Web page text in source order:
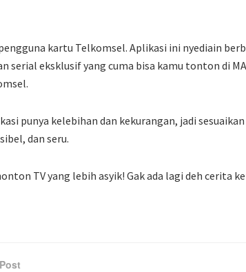
kartu Telkomsel. Aplikasi ini nyediain
serial eksklusif yang cuma bisa kamu tonton di
punya kelebihan dan kekurangan, jadi
dan seru.
TV yang lebih asyik! Gak ada lagi deh cerita